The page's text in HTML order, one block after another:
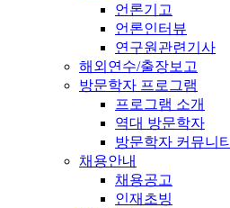
언론기고
언론인터뷰
연구원관련기사
해외연수/출장보고
방문학자 프로그램
프로그램 소개
역대 방문학자
방문학자 커뮤니티
채용안내
채용공고
인재초빙